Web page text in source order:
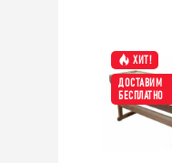
ХИТ!
ДОСТАВИМ
БЕСПЛАТНО